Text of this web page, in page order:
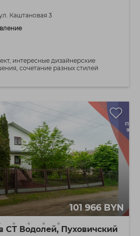
Каштановая 3
интересные дизайнерские
сочетание разных стилей
101 966 BYN
СТ Водолей, Пуховичский